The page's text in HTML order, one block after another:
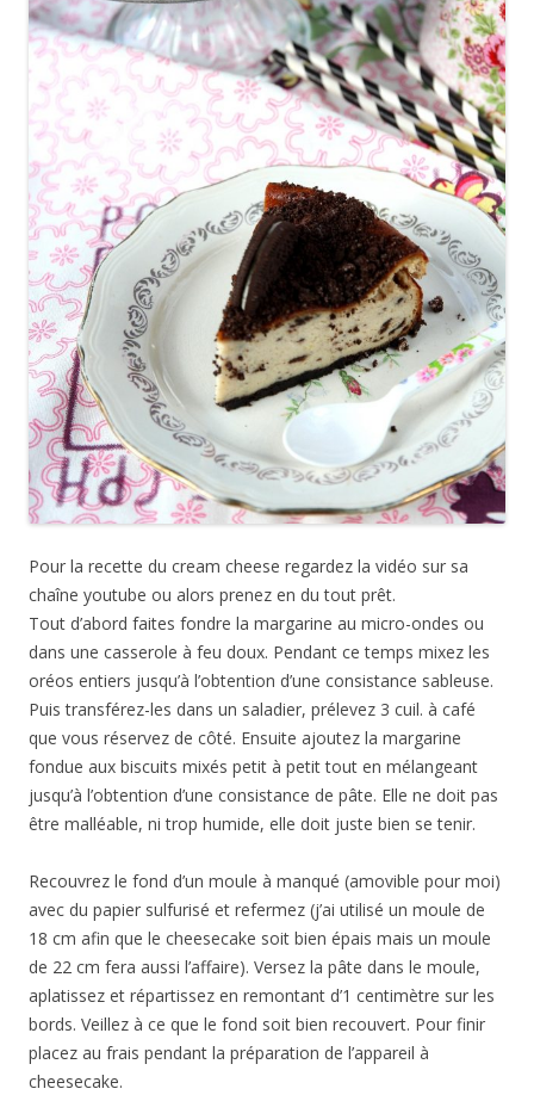
Pour la recette du cream cheese regardez la vidéo sur sa
chaîne youtube ou alors prenez en du tout prêt.
Tout d’abord faites fondre la margarine au micro-ondes ou
dans une casserole à feu doux. Pendant ce temps mixez les
oréos entiers jusqu’à l’obtention d’une consistance sableuse.
Puis transférez-les dans un saladier, prélevez 3 cuil. à café
que vous réservez de côté. Ensuite ajoutez la margarine
fondue aux biscuits mixés petit à petit tout en mélangeant
jusqu’à l’obtention d’une consistance de pâte. Elle ne doit pas
être malléable, ni trop humide, elle doit juste bien se tenir.
Recouvrez le fond d’un moule à manqué (amovible pour moi)
avec du papier sulfurisé et refermez (j’ai utilisé un moule de
18 cm afin que le cheesecake soit bien épais mais un moule
de 22 cm fera aussi l’affaire). Versez la pâte dans le moule,
aplatissez et répartissez en remontant d’1 centimètre sur les
bords. Veillez à ce que le fond soit bien recouvert. Pour finir
placez au frais pendant la préparation de l’appareil à
cheesecake.